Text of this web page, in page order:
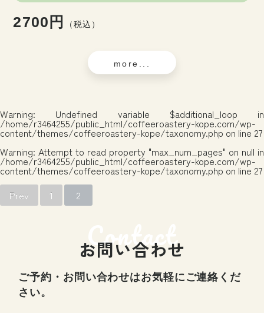
2700円 （税込）
more...
Warning: Undefined variable $additional_loop in
/home/r3464255/public_html/coffeeroastery-kope.com/wp-
content/themes/coffeeroastery-kope/taxonomy.php on line 27
Warning: Attempt to read property "max_num_pages" on null in
/home/r3464255/public_html/coffeeroastery-kope.com/wp-
content/themes/coffeeroastery-kope/taxonomy.php on line 27
Prev
1 2
お問い合わせ
ご予約・お問い合わせはお気軽にご連絡くだ
さい。